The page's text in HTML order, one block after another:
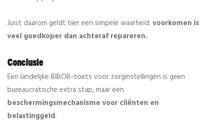
Juist daarom geldt hier een simpele waarheid: voorkomen is
veel goedkoper dan achteraf repareren.
Conclusie
Een landelijke BIBOB-toets voor zorginstellingen is geen
bureaucratische extra stap, maar een
beschermingsmechanisme voor cliënten en
belastinggeld.